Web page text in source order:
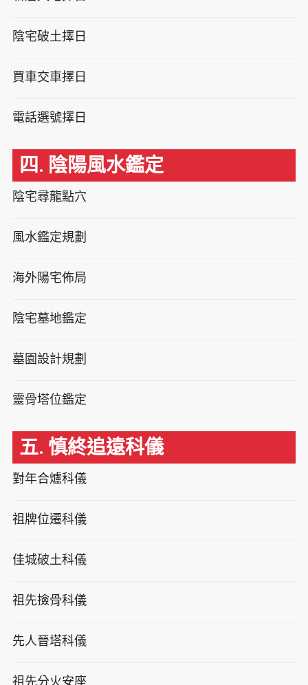
陰宅破土擇日
買車交車擇日
電話選號擇日
四. 陰陽風水鑑定
陰宅尋龍點穴
風水鑑定規劃
海外陽宅佈局
陰宅墓地鑑定
墓園設計規劃
靈骨塔位鑑定
五. 慎終追遠科儀
對年合爐科儀
祖牌位遷科儀
佳城破土科儀
祖先撿骨科儀
先人晉塔科儀
祖先分火安座